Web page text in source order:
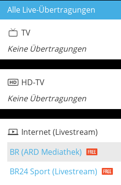
Alle Live-Übertragungen
TV
Keine Übertragungen
HD-TV
Keine Übertragungen
Internet (Livestream)
BR (ARD Mediathek)
BR24 Sport (Livestream)